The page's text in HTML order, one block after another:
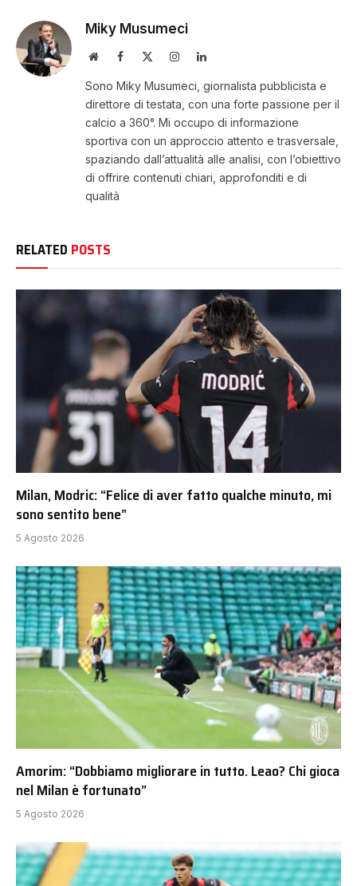
Miky Musumeci
WebsiteFacebook InstagramLinkedIn
Sono Miky Musumeci, giornalista pubblicista e
direttore di testata, con una forte passione per il
calcio a 360°. Mi occupo di informazione
sportiva con un approccio attento e trasversale,
spaziando dall’attualità alle analisi, con l’obiettivo
di offrire contenuti chiari, approfonditi e di
qualità
RELATED POSTS
Milan, Modric: “Felice di aver fatto qualche minuto, mi
sono sentito bene”
5 Agosto 2026
Amorim: “Dobbiamo migliorare in tutto. Leao? Chi gioca
nel Milan è fortunato”
5 Agosto 2026